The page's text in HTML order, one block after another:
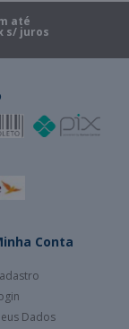
até
s/ juros
Conta
Dados